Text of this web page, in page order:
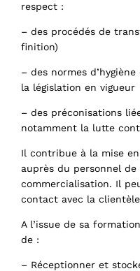
respect :
– des procédés de
finition)
– des normes
la législation en vigueur
– des préconisations
notamment la lutte
Il contribue à la mise
auprès du personnel
commercialisation. Il
contact avec la
A l’issue de sa
de :
– Réceptionner et